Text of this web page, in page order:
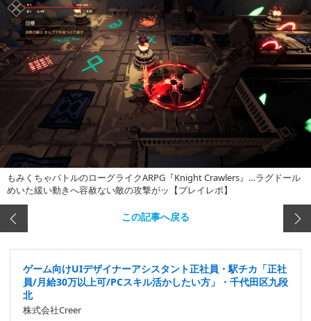
もみくちゃバトルのローグライクARPG『Knight Crawlers』…ラグドール
めいた緩い動きへ容赦ない敵の攻撃がッ【プレイレポ】
この記事へ戻る
ゲーム向けUIデザイナーアシスタント正社員・駅チカ「正社
員/月給30万以上可/PCスキル活かしたい方」・千代田区九段
北
株式会社Creer